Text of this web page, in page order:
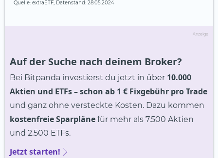
Quelle: extraETF, Datenstand: 28.05.2024
Anzeige
Auf der Suche nach deinem Broker?
Bei Bitpanda investierst du jetzt in über 10.000
Aktien und ETFs– schon ab 1 € Fixgebühr pro Trade
und ganz ohne versteckte Kosten. Dazu kommen
kostenfreie Sparpläne für mehr als 7.500 Aktien
und 2.500 ETFs.
Jetzt starten!